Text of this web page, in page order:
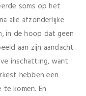
soms op het
alle afzonderlijke
in de hoop dat geen
aan zijn aandacht
inschatting, want
hebben een
komen. En